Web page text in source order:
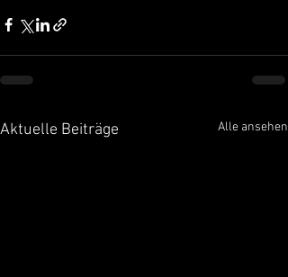
Aktuelle Beiträge Alle ansehen